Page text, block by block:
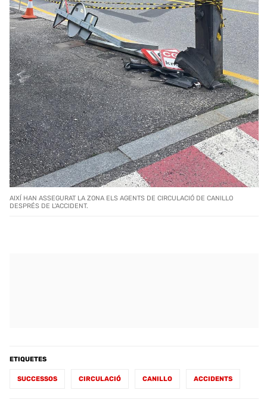
AIXÍ HAN ASSEGURAT LA ZONA ELS AGENTS DE CIRCULACIÓ DE CANILLO
DESPRÉS DE L'ACCIDENT.
ETIQUETES
SUCCESSOS CIRCULACIÓ CANILLO ACCIDENTS